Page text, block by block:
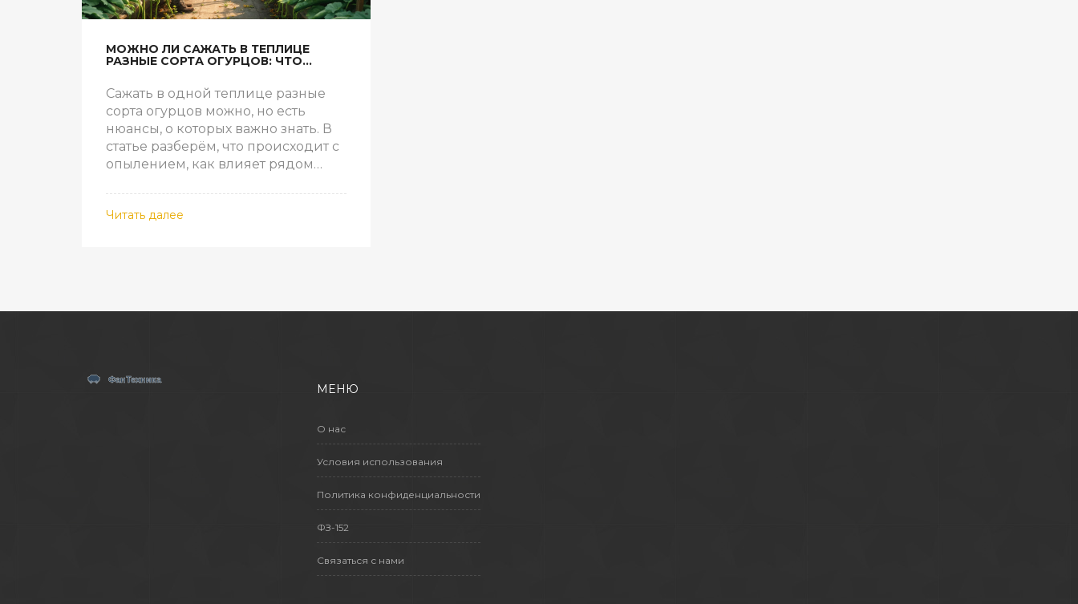
МОЖНО ЛИ САЖАТЬ В ТЕПЛИЦЕ
РАЗНЫЕ СОРТА ОГУРЦОВ: ЧТО
Сажать в одной теплице разные
сорта огурцов можно, но есть
нюансы, о которых важно знать. В
статье разберём, что происходит с
опылением, как влияет рядом
смешивать сорта не лучшая идея.
Дам конкретные советы по
Читать далее
МЕНЮ
О нас
Условия использования
Политика конфиденциальности
ФЗ-152
Связаться с нами